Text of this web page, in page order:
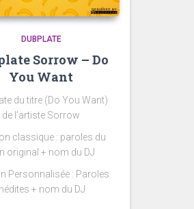
DUBPLATE
Sorrow – Do
You Want
du titre (Do You Want)
de l’artiste Sorrow
classique : paroles du
original + nom du DJ
Personnalisée : Paroles
+ nom du DJ